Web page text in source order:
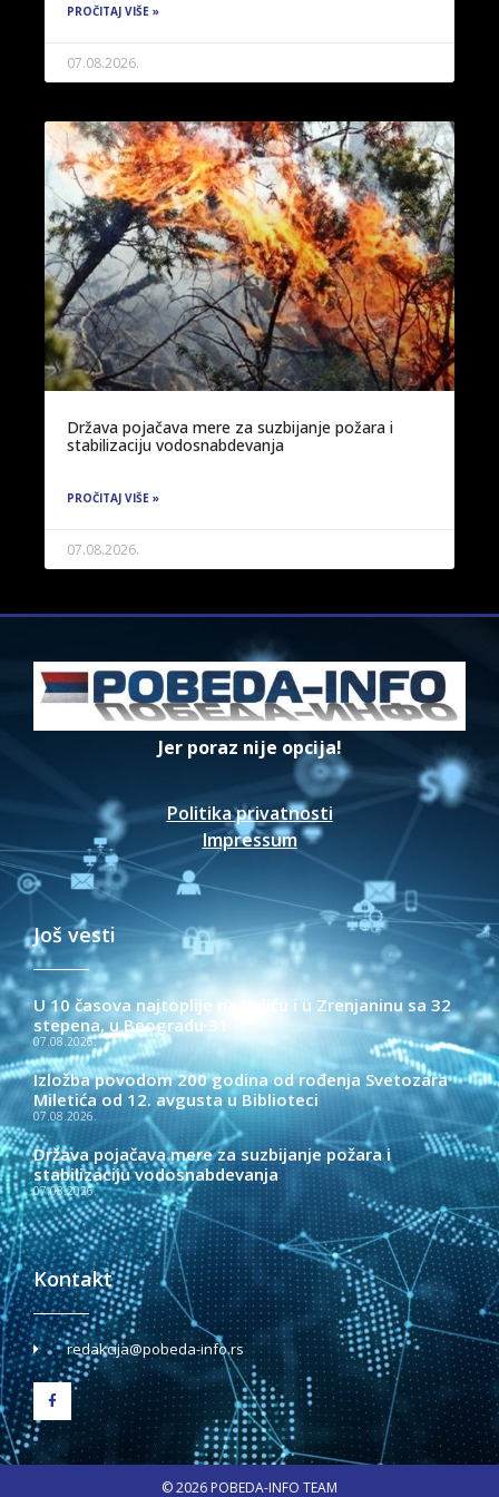
PROČITAJ VIŠE »
07.08.2026.
Država pojačava mere za suzbijanje požara i
stabilizaciju vodosnabdevanja
PROČITAJ VIŠE »
07.08.2026.
Jer poraz nije opcija!
Politika privatnosti
Impressum
Još vesti
U 10 časova najtoplije na Paliću i u Zrenjaninu sa 32
stepena, u Beogradu 31
07.08.2026.
Izložba povodom 200 godina od rođenja Svetozara
Miletića od 12. avgusta u Biblioteci
07.08.2026.
Država pojačava mere za suzbijanje požara i
stabilizaciju vodosnabdevanja
07.08.2026.
Kontakt
redakcija@pobeda-info.rs
© 2026 POBEDA-INFO TEAM